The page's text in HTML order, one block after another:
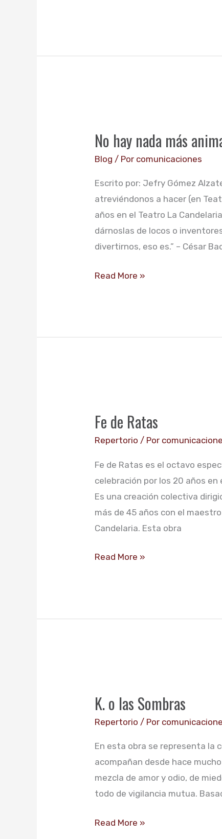
No hay nada más
Blog / Por comunicaciones
Escrito por: Jefry Gómez
atreviéndonos a hacer (en
años en el Teatro La
dárnoslas de locos o
divertirnos, eso es.” – César
nada
más
que
la
pregunta
Read More »
Fe de Ratas
Repertorio / Por
Fe de Ratas es el octavo
celebración por los 20 años
Es una creación colectiva
más de 45 años con el
Candelaria. Esta obra
Ratas
Read More »
K. o las Sombras
Repertorio / Por
En esta obra se representa la
acompañan desde hace
mezcla de amor y odio, de
todo de vigilancia mutua.
las
Sombras
Read More »